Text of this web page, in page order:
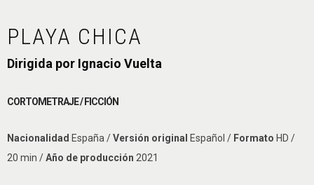
PLAYA CHICA
Dirigida por Ignacio Vuelta
CORTOMETRAJE / FICCIÓN
Nacionalidad España /Versión original Español / Formato HD /
20 min /Año de producción 2021